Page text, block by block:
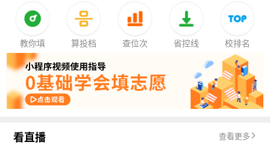
教你填 算投档 查位次 省控线 校排名
看直播 查看更多